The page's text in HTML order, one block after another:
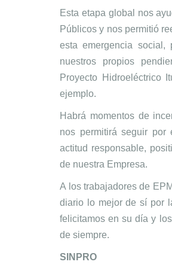
Esta etapa global nos
Públicos y nos permitió
esta emergencia
nuestros propios
Proyecto Hidroeléctrico
ejemplo.
Habrá momentos de
nos permitirá seguir por
actitud responsable,
de nuestra Empresa.
A los trabajadores de
diario lo mejor de sí por
felicitamos en su día y
de siempre.
SINPRO